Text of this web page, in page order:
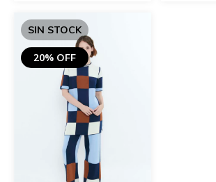
SIN STOCK
20% OFF